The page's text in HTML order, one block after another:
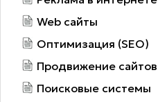
Web сайты
Оптимизация (SEO)
Продвижение сайтов
Поисковые системы